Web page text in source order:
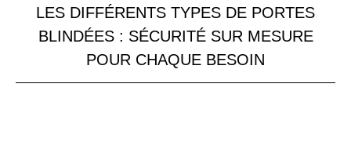
LES DIFFÉRENTS TYPES DE PORTES
BLINDÉES : SÉCURITÉ SUR MESURE
POUR CHAQUE BESOIN